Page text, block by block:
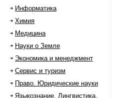
Информатика
Химия
Медицина
Науки о Земле
Экономика и менеджмент
Сервис и туризм
Право. Юридические науки
Языкознание. Лингвистика.